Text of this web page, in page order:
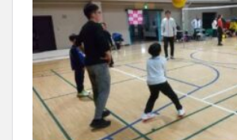
健康ハイキング委員会からのご案内
北区スポーツ推進委員
北区のスポー
活動報告
生涯スポーツ
田端文
講習会のご報告
検索